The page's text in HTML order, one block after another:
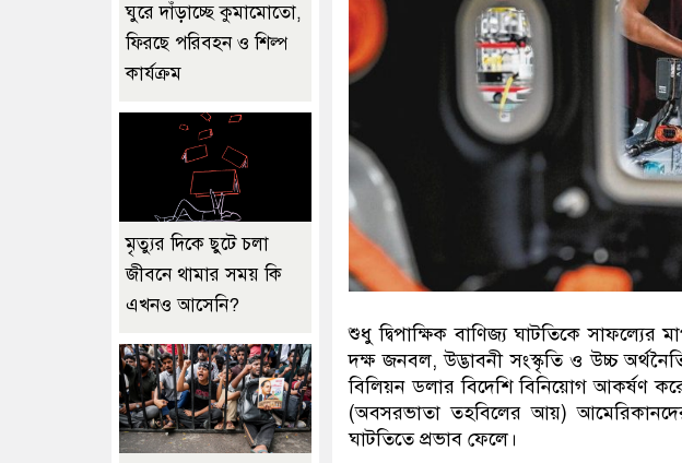
শুধু দ্বিপাক্ষিক বাণিজ্য ঘাটতিকে সাফল্যের
দক্ষ জনবল, উদ্ভাবনী সংস্কৃতি ও উচ্চ
বিলিয়ন ডলার বিদেশি বিনিয়োগ আকর্ষণ
(অবসরভাতা তহবিলের আয়)
ঘাটতিতে প্রভাব ফেলে।
ঘুরে দাঁড়াচ্ছে কুমামোতো,
ফিরছে পরিবহন ও শিল্প
কার্যক্রম
মৃত্যুর দিকে ছুটে চলা
জীবনে থামার সময় কি
এখনও আসেনি?